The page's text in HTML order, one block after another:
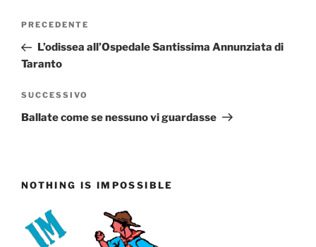
Navigazione
Articolo
precedente:
PRECEDENTE
L’odissea all’Ospedale Santissima Annunziata di
Taranto
Articolo
successivo
SUCCESSIVO
Ballate come se nessuno vi guardasse
NOTHING IS IMPOSSIBLE